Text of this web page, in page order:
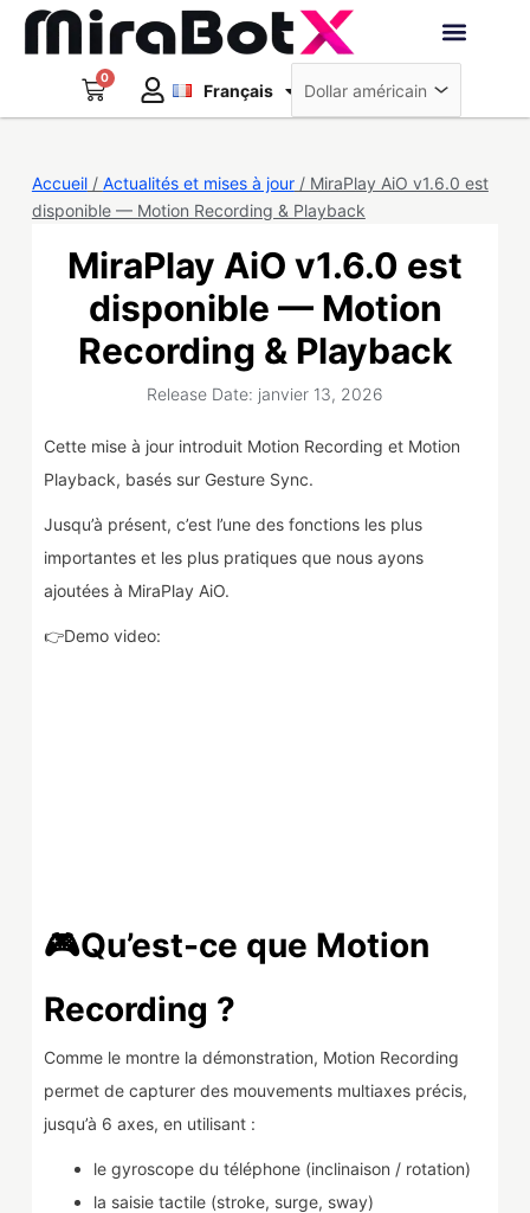
Aller
0
Panier Français
Deutsch
日本語
Accueil/ Actualités et mises à jour/ MiraPlay AiO v1.6.0 est
disponible — Motion Recording & Playback
MiraPlay AiO v1.6.0 est
disponible — Motion
Recording & Playback
Release Date: janvier 13, 2026
Cette mise à jour introduit Motion Recording et Motion
Playback, basés sur Gesture Sync.
Jusqu’à présent, c’est l’une des fonctions les plus
importantes et les plus pratiques que nous ayons
ajoutées à MiraPlay AiO.
👉Demo video:
🎮Qu’est-ce que Motion
Recording ?
Comme le montre la démonstration, Motion Recording
permet de capturer des mouvements multiaxes précis,
jusqu’à 6 axes, en utilisant :
le gyroscope du téléphone (inclinaison / rotation)
la saisie tactile (stroke, surge, sway)